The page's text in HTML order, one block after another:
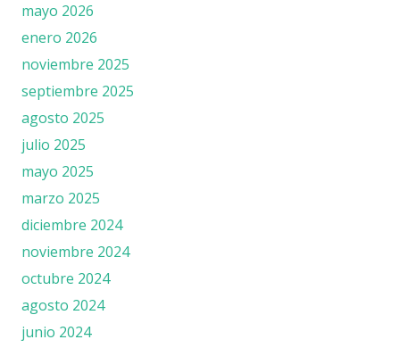
mayo 2026
enero 2026
noviembre 2025
septiembre 2025
agosto 2025
julio 2025
mayo 2025
marzo 2025
diciembre 2024
noviembre 2024
octubre 2024
agosto 2024
junio 2024